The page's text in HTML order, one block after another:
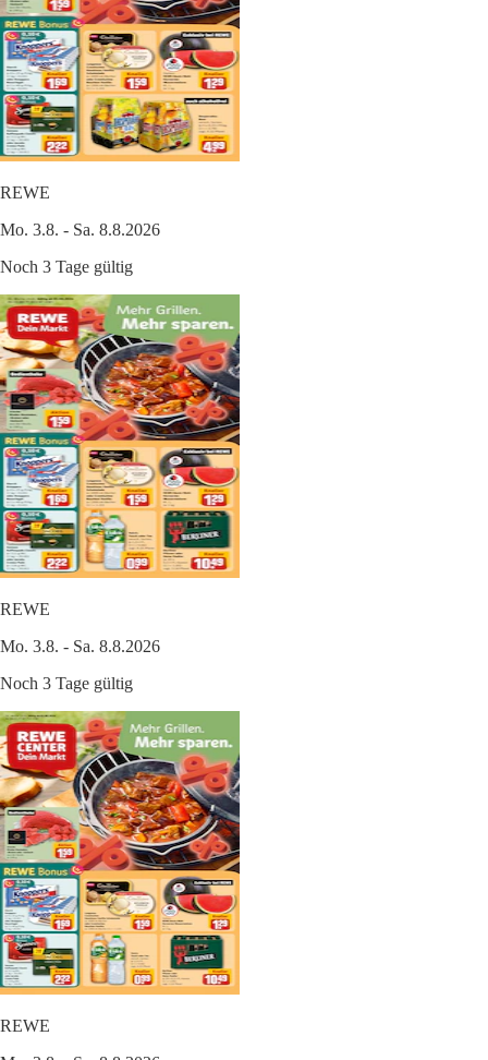
REWE
Mo. 3.8. - Sa. 8.8.2026
Noch 3 Tage gültig
REWE
Mo. 3.8. - Sa. 8.8.2026
Noch 3 Tage gültig
REWE